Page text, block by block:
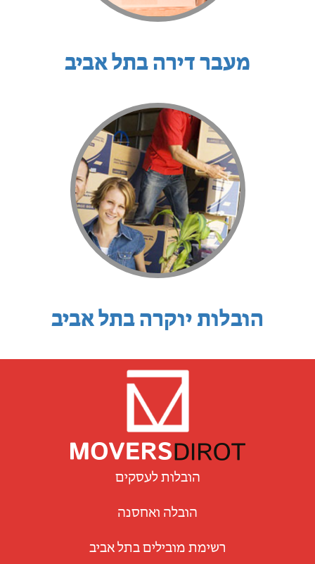
מעבר דירה בתל אביב
הובלות יוקרה בתל אביב
הובלות לעסקים
הובלה ואחסנה
רשימת מובילים בתל אביב